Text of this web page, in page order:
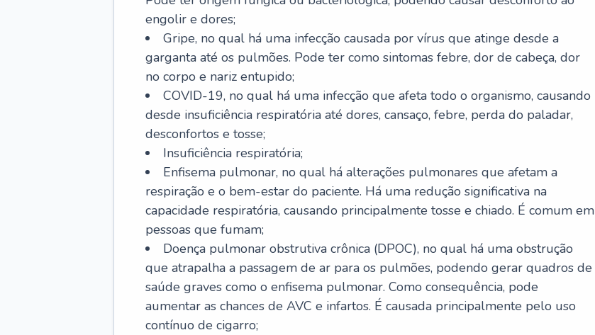
engolir e dores;
Gripe, no qual há uma infecção causada por vírus que atinge desde a
garganta até os pulmões. Pode ter como sintomas febre, dor de cabeça, dor
no corpo e nariz entupido;
COVID-19, no qual há uma infecção que afeta todo o organismo, causando
desde insuficiência respiratória até dores, cansaço, febre, perda do paladar,
desconfortos e tosse;
Insuficiência respiratória;
Enfisema pulmonar, no qual há alterações pulmonares que afetam a
respiração e o bem-estar do paciente. Há uma redução significativa na
capacidade respiratória, causando principalmente tosse e chiado. É comum em
pessoas que fumam;
Doença pulmonar obstrutiva crônica (DPOC), no qual há uma obstrução
que atrapalha a passagem de ar para os pulmões, podendo gerar quadros de
saúde graves como o enfisema pulmonar. Como consequência, pode
aumentar as chances de AVC e infartos. É causada principalmente pelo uso
contínuo de cigarro;